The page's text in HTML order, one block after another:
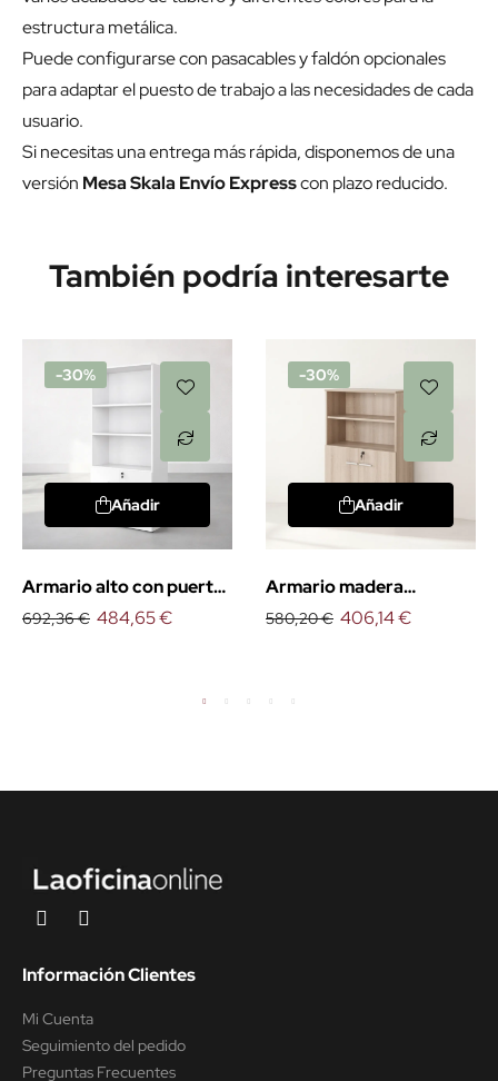
estructura metálica.
Puede configurarse con pasacables y faldón opcionales
para adaptar el puesto de trabajo a las necesidades de cada
usuario.
Si necesitas una entrega más rápida, disponemos de una
versión Mesa Skala Envío Expresscon plazo reducido.
También podría interesarte
-30%
Añadir
Armario alto con puertas
bajas
692,36 € 484,65 €
-30%
Añadir
Armario madera
mediano con puertas
580,20 € 406,14 €
Información Clientes
Mi Cuenta
Seguimiento del pedido
Preguntas Frecuentes